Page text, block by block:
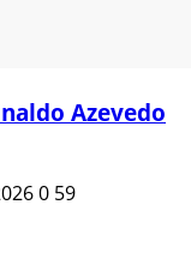
Azevedo
0 59